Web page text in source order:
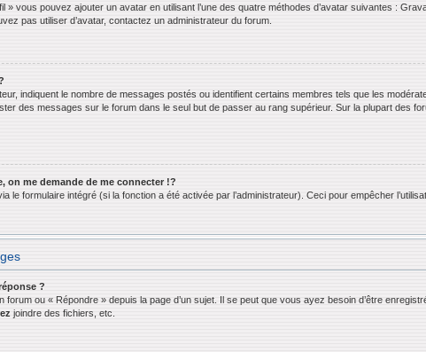
» vous pouvez ajouter un avatar en utilisant l’une des quatre méthodes d’avatar suivantes :
pas utiliser d’avatar, contactez un administrateur du forum.
indiquent le nombre de messages postés ou identifient certains membres tels que les
des messages sur le forum dans le seul but de passer au rang supérieur. Sur la plupart des
on me demande de me connecter !?
le formulaire intégré (si la fonction a été activée par l’administrateur). Ceci pour empêcher
?
forum ou « Répondre » depuis la page d’un sujet. Il se peut que vous ayez besoin d’être
joindre des fichiers, etc.